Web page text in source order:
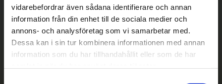
vidarebefordrar även sådana identifierare och annan
information från din enhet till de sociala medier och
annons- och analysföretag som vi samarbetar med.
Dessa kan i sin tur kombinera informationen med annan
information som du har tillhandahållit eller som de har
|| Välj ||
Snabba leveranser
||
Eller ||
Hämta på lagret med/utan montering